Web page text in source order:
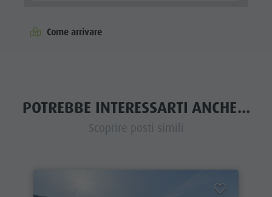
Come arrivare
POTREBBE INTERESSARTI ANCHE...
Scoprire posti simili